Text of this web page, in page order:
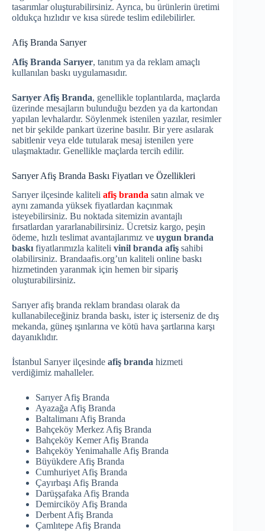
tasarımlar oluşturabilirsiniz. Ayrıca, bu ürünlerin üretimi
oldukça hızlıdır ve kısa sürede teslim edilebilirler.
Afiş Branda Sarıyer
Afiş Branda Sarıyer, tanıtım ya da reklam amaçlı
kullanılan baskı uygulamasıdır.
Sarıyer Afiş Branda, genellikle toplantılarda, maçlarda
üzerinde mesajların bulunduğu bezden ya da kartondan
yapılan levhalardır. Söylenmek istenilen yazılar, resimler
net bir şekilde pankart üzerine basılır. Bir yere asılarak
sabitlenir veya elde tutularak mesaj istenilen yere
ulaşmaktadır. Genellikle maçlarda tercih edilir.
Sarıyer Afiş Branda Baskı Fiyatları ve Özellikleri
Sarıyer ilçesinde kaliteli afiş branda satın almak ve
aynı zamanda yüksek fiyatlardan kaçınmak
isteyebilirsiniz. Bu noktada sitemizin avantajlı
fırsatlardan yararlanabilirsiniz. Ücretsiz kargo, peşin
ödeme, hızlı teslimat avantajlarımız ve uygun branda
baskı fiyatlarımızla kaliteli vinil branda afiş sahibi
olabilirsiniz. Brandaafis.org’un kaliteli online baskı
hizmetinden yaranmak için hemen bir sipariş
oluşturabilirsiniz.
Sarıyer afiş branda reklam brandası olarak da
kullanabileceğiniz branda baskı, ister iç isterseniz de dış
mekanda, güneş ışınlarına ve kötü hava şartlarına karşı
dayanıklıdır.
İstanbul Sarıyer ilçesinde afiş branda hizmeti
verdiğimiz mahalleler.
Sarıyer Afiş Branda
Ayazağa Afiş Branda
Baltalimanı Afiş Branda
Bahçeköy Merkez Afiş Branda
Bahçeköy Kemer Afiş Branda
Bahçeköy Yenimahalle Afiş Branda
Büyükdere Afiş Branda
Cumhuriyet Afiş Branda
Çayırbaşı Afiş Branda
Darüşşafaka Afiş Branda
Demirciköy Afiş Branda
Derbent Afiş Branda
Çamlıtepe Afiş Branda